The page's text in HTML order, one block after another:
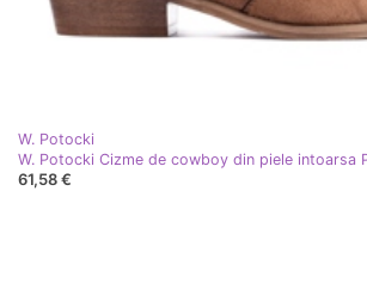
W. Potocki
W. Potocki Cizme de cowboy din piele intoarsa
61,58 €